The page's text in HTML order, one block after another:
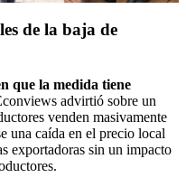
de la baja de
que la medida tiene
advirtió sobre un
venden masivamente
una caída en el precio local
exportadoras sin un impacto